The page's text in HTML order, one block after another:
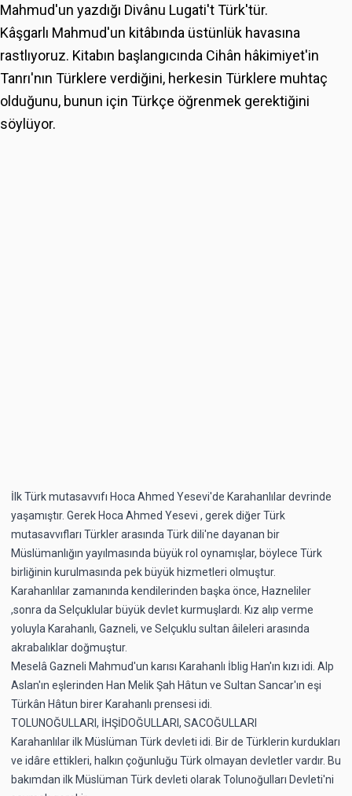
Mahmud'un yazdığı Divânu Lugati't Türk'tür.
Kâşgarlı Mahmud'un kitâbında üstünlük havasına
rastlıyoruz. Kitabın başlangıcında Cihân hâkimiyet'in
Tanrı'nın Türklere verdiğini, herkesin Türklere muhtaç
olduğunu, bunun için Türkçe öğrenmek gerektiğini
söylüyor.
İlk Türk mutasavvıfı Hoca Ahmed Yesevi'de Karahanlılar devrinde
yaşamıştır. Gerek Hoca Ahmed Yesevi , gerek diğer Türk
mutasavvıfları Türkler arasında Türk dili'ne dayanan bir
Müslümanlığın yayılmasında büyük rol oynamışlar, böylece Türk
birliğinin kurulmasında pek büyük hizmetleri olmuştur.
Karahanlılar zamanında kendilerinden başka önce, Hazneliler
,sonra da Selçuklular büyük devlet kurmuşlardı. Kız alıp verme
yoluyla Karahanlı, Gazneli, ve Selçuklu sultan âileleri arasında
akrabalıklar doğmuştur.
Meselâ Gazneli Mahmud'un karısı Karahanlı İblig Han'ın kızı idi. Alp
Aslan'ın eşlerinden Han Melik Şah Hâtun ve Sultan Sancar'ın eşi
Türkân Hâtun birer Karahanlı prensesi idi.
TOLUNOĞULLARI, İHŞİDOĞULLARI, SACOĞULLARI
Karahanlılar ilk Müslüman Türk devleti idi. Bir de Türklerin kurdukları
ve idâre ettikleri, halkın çoğunluğu Türk olmayan devletler vardır. Bu
bakımdan ilk Müslüman Türk devleti olarak Tolunoğulları Devleti'ni